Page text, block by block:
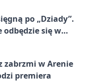
po „Dziady”.
odbędzie się w
zabrzmi w Arenie
premiera